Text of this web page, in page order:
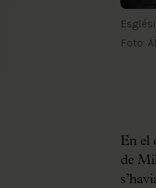
Foto:
En el
de